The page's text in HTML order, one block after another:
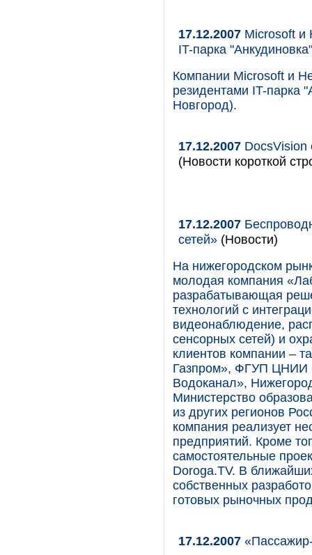
17.12.2007 Microsoft и
IT-парка
Компании Microsoft и
резидентами IT-парка
Новгород).
17.12.2007 DocsVision
(Новости короткой
17.12.2007
сетей» (Новости)
На нижегородском
молодая компания
разрабатывающая
технологий с
видеонаблюдение,
сенсорных сетей) и
клиентов компании –
Газпром», ФГУП ЦНИИ
Водоканал»,
Министерство
из других регионов
компания реализует
предприятий. Кроме
самостоятельные
Doroga.TV. В
собственных
готовых рыночных
17.12.2007